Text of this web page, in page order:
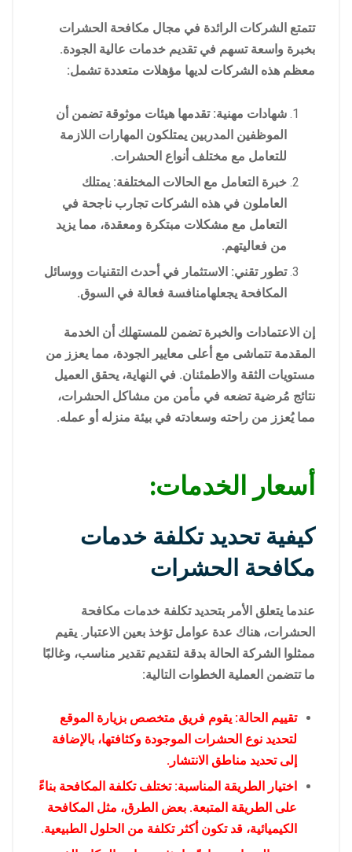
تتمتع الشركات الرائدة في مجال مكافحة الحشرات
بخبرة واسعة تسهم في تقديم خدمات عالية الجودة.
معظم هذه الشركات لديها مؤهلات متعددة تشمل:
شهادات مهنية: تقدمها هيئات موثوقة تضمن أن
الموظفين المدربين يمتلكون المهارات اللازمة
للتعامل مع مختلف أنواع الحشرات.
خبرة التعامل مع الحالات المختلفة: يمتلك
العاملون في هذه الشركات تجارب ناجحة في
التعامل مع مشكلات مبتكرة ومعقدة، مما يزيد
من فعاليتهم.
تطور تقني: الاستثمار في أحدث التقنيات ووسائل
المكافحة يجعلهامنافسة فعالة في السوق.
إن الاعتمادات والخبرة تضمن للمستهلك أن الخدمة
المقدمة تتماشى مع أعلى معايير الجودة، مما يعزز من
مستويات الثقة والاطمئنان. في النهاية، يحقق العميل
نتائج مُرضية تضعه في مأمن من مشاكل الحشرات،
مما يُعزز من راحته وسعادته في بيئة منزله أو عمله.
أسعار الخدمات:
كيفية تحديد تكلفة خدمات
مكافحة الحشرات
عندما يتعلق الأمر بتحديد تكلفة خدمات مكافحة
الحشرات، هناك عدة عوامل تؤخذ بعين الاعتبار. يقيم
ممثلوا الشركة الحالة بدقة لتقديم تقدير مناسب، وغالبًا
ما تتضمن العملية الخطوات التالية:
تقييم الحالة: يقوم فريق متخصص بزيارة الموقع
لتحديد نوع الحشرات الموجودة وكثافتها، بالإضافة
إلى تحديد مناطق الانتشار.
اختيار الطريقة المناسبة: تختلف تكلفة المكافحة بناءً
على الطريقة المتبعة. بعض الطرق، مثل المكافحة
الكيميائية، قد تكون أكثر تكلفة من الحلول الطبيعية.